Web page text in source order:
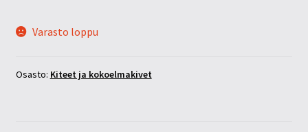
Varasto loppu
Osasto: Kiteet ja kokoelmakivet